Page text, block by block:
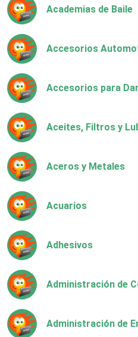
Academias de Baile
Accesorios
Accesorios para
Aceites, Filtros y
Aceros y Metales
Acuarios
Adhesivos
Administración de
Administración de